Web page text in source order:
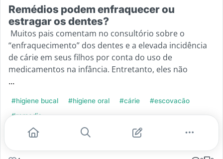
Remédios podem enfraquecer ou
estragar os dentes?
Muitos pais comentam no consultório sobre o
“enfraquecimento” dos dentes e a elevada incidência
de cárie em seus filhos por conta do uso de
medicamentos na infância. Entretanto, eles não
...
#higiene bucal #higiene oral #cárie
#escovacão
#remedio
Leia mais